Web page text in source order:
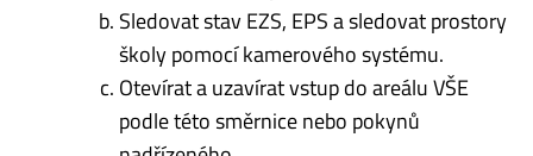
Sledovat stav EZS, EPS a sledovat prostory
školy pomocí kamerového systému.
Otevírat a uzavírat vstup do areálu VŠE
podle této směrnice nebo pokynů